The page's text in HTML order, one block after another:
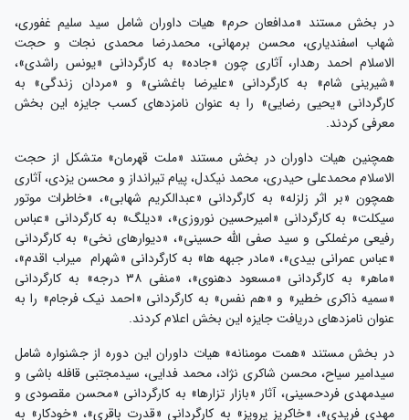
در بخش مستند «مدافعان حرم» هیات داوران شامل سید سلیم غفوری،
شهاب اسفندیاری، محسن برمهانی، محمدرضا محمدی نجات و حجت
الاسلام احمد رهدار، آثاری چون «جاده» به کارگردانی «یونس راشدی»،
«شیرینی شام» به کارگردانی «علیرضا باغشنی» و «مردان زندگی» به
کارگردانی «یحیی رضایی» را به عنوان نامزدهای کسب جایزه این بخش
معرفی کردند.
همچنین هیات داوران در بخش مستند «ملت قهرمان» متشکل از حجت
الاسلام محمدعلی حیدری، محمد نیکدل، پیام تیرانداز و محسن یزدی، آثاری
همچون «بر اثر زلزله» به کارگردانی «عبدالکریم شهابی»، «خاطرات موتور
سیکلت» به کارگردانی «امیرحسین نوروزی»، «دیلگ» به کارگردانی «عباس
رفیعی مرغملکی و سید صفی الله حسینی»، «دیوارهای نخی» به کارگردانی
«عباس عمرانی بیدی»، «مادر جبهه ها» به کارگردانی «شهرام میراب اقدم»،
«ماهر» به کارگردانی «مسعود دهنوی»، «منفی ۳۸ درجه» به کارگردانی
«سمیه ذاکری خطیر» و «هم نفس» به کارگردانی «احمد نیک فرجام» را به
عنوان نامزدهای دریافت جایزه این بخش اعلام کردند.
در بخش مستند «همت مومنانه» هیات داوران این دوره از جشنواره شامل
سیدامیر سیاح، محسن شاکری نژاد، محمد فدایی، سیدمجتبی قافله باشی و
سیدمهدی فردحسینی، آثار «بازار تزارها» به کارگردانی «محسن مقصودی و
مهدی فریدی»، «خاکریز پرویز» به کارگردانی «قدرت باقری»، «خودکار» به